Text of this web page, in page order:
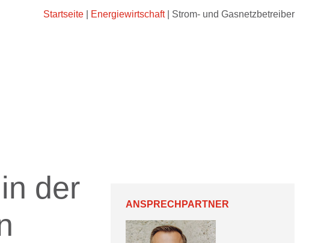
Startseite Energiewirtschaft| Strom- und Gasnetzbetreiber
der
ANSPRECHPARTNER